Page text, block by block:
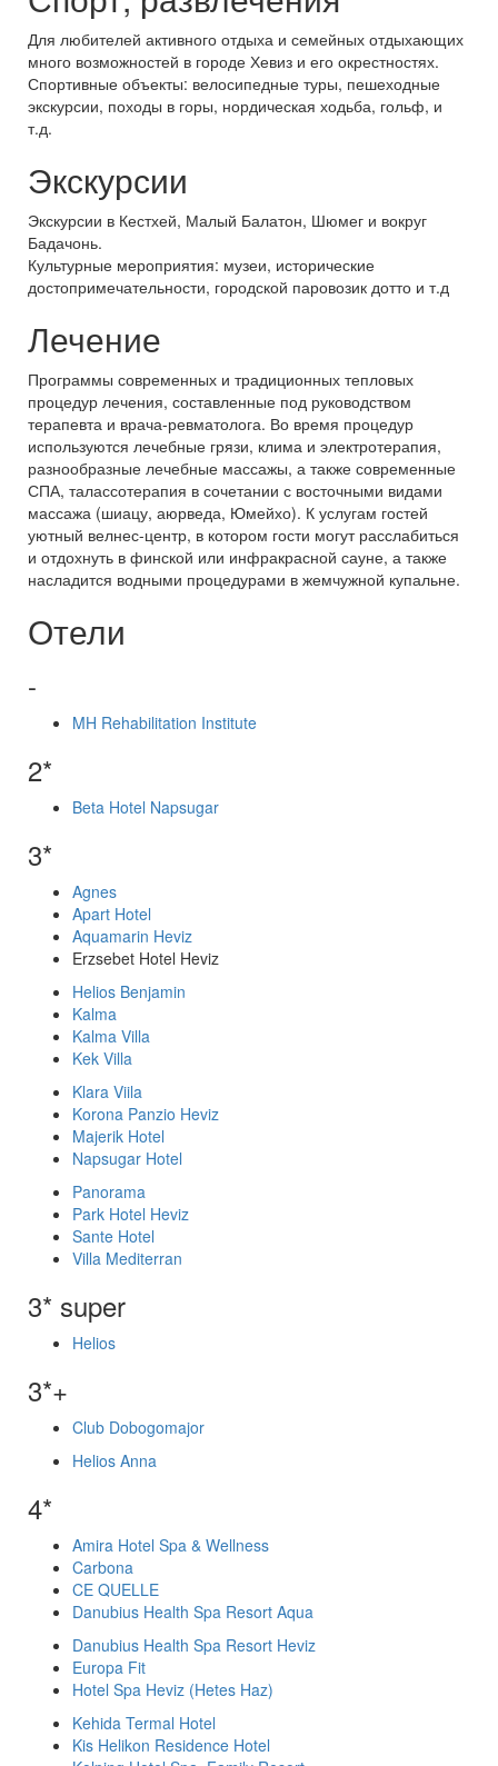
Для любителей активного отдыха и семейных отдыхающих
много возможностей в городе Хевиз и его окрестностях.
Спортивные объекты: велосипедные туры, пешеходные
экскурсии, походы в горы, нордическая ходьба, гольф, и
т.д.
Экскурсии
Экскурсии в Кестхей, Малый Балатон, Шюмег и вокруг
Бадачонь.
Культурные мероприятия: музеи, исторические
достопримечательности, городской паровозик дотто и т.д
Лечение
Программы современных и традиционных тепловых
процедур лечения, составленные под руководством
терапевта и врача-ревматолога. Во время процедур
используются лечебные грязи, клима и электротерапия,
разнообразные лечебные массажы, а также современные
СПА, талассотерапия в сочетании с восточными видами
массажа (шиацу, аюрведа, Юмейхо). К услугам гостей
уютный велнес-центр, в котором гости могут расслабиться
и отдохнуть в финской или инфракрасной сауне, а также
насладится водными процедурами в жемчужной купальне.
Отели
-
MH Rehabilitation Institute
2*
Beta Hotel Napsugar
3*
Agnes
Apart Hotel
Aquamarin Heviz
Erzsebet Hotel Heviz
Helios Benjamin
Kalma
Kalma Villa
Kek Villa
Klara Viila
Korona Panzio Heviz
Majerik Hotel
Napsugar Hotel
Panorama
Park Hotel Heviz
Sante Hotel
Villa Mediterran
3* super
Helios
3*+
Club Dobogomajor
Helios Anna
4*
Amira Hotel Spa & Wellness
Carbona
CE QUELLE
Danubius Health Spa Resort Aqua
Danubius Health Spa Resort Heviz
Europa Fit
Hotel Spa Heviz (Hetes Haz)
Kehida Termal Hotel
Kis Helikon Residence Hotel